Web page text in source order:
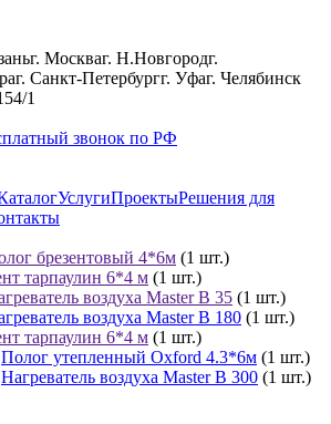
г. Москваг. Н.Новгородг.
г. Санкт-Петербургг. Уфаг. Челябинск
1
звонок по РФ
УслугиПроектыРешения для
брезентовый 4*6м (1 шт.)
тарпаулин 6*4 м (1 шт.)
воздуха Master B 35 (1 шт.)
воздуха Master B 180 (1 шт.)
тарпаулин 6*4 м (1 шт.)
Полог утепленный Oxford 4.3*6м (1 шт.)
Нагреватель воздуха Master B 300 (1 шт.)